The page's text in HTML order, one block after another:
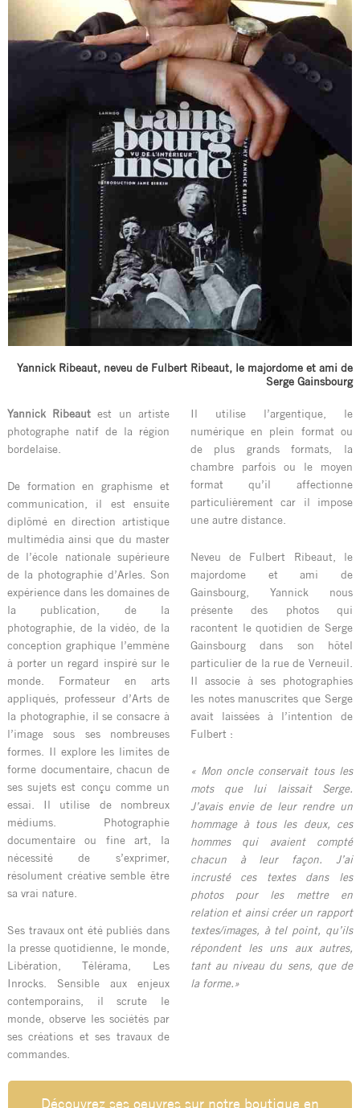
Yannick Ribeaut, neveu de Fulbert Ribeaut, le majordome et ami de
Serge Gainsbourg
Yannick Ribeautest un artiste
photographe natif de la région
bordelaise.
De formation en graphisme et
communication, il est ensuite
diplômé en direction artistique
multimédia ainsi que du master
de l’école nationale supérieure
de la photographie d’Arles. Son
expérience dans les domaines de
la publication, de la
photographie, de la vidéo, de la
conception graphique l’emmène
à porter un regard inspiré sur le
monde. Formateur en arts
appliqués, professeur d’Arts de
la photographie, il se consacre à
l’image sous ses nombreuses
formes. Il explore les limites de
forme documentaire, chacun de
ses sujets est conçu comme un
essai. Il utilise de nombreux
médiums. Photographie
documentaire ou fine art, la
nécessité de s’exprimer,
résolument créative semble être
sa vrai nature.
Ses travaux ont été publiés dans
la presse quotidienne, le monde,
Libération, Télérama, Les
Inrocks. Sensible aux enjeux
contemporains, il scrute le
monde, observe les sociétés par
ses créations et ses travaux de
commandes.
Il utilise l’argentique, le
numérique en plein format ou
de plus grands formats, la
chambre parfois ou le moyen
format qu’il affectionne
particulièrement car il impose
une autre distance.
Neveu de Fulbert Ribeaut, le
majordome et ami de
Gainsbourg, Yannick nous
présente des photos qui
racontent le quotidien de Serge
Gainsbourg dans son hôtel
particulier de la rue de Verneuil.
Il associe à ses photographies
les notes manuscrites que Serge
avait laissées à l’intention de
Fulbert :
« Mon oncle conservait tous les
mots que lui laissait Serge.
J’avais envie de leur rendre un
hommage à tous les deux, ces
hommes qui avaient compté
chacun à leur façon. J’ai
incrusté ces textes dans les
photos pour les mettre en
relation et ainsi créer un rapport
textes/images, à tel point, qu’ils
répondent les uns aux autres,
tant au niveau du sens, que de
la forme.»
Découvrez ses oeuvres sur notre boutique en